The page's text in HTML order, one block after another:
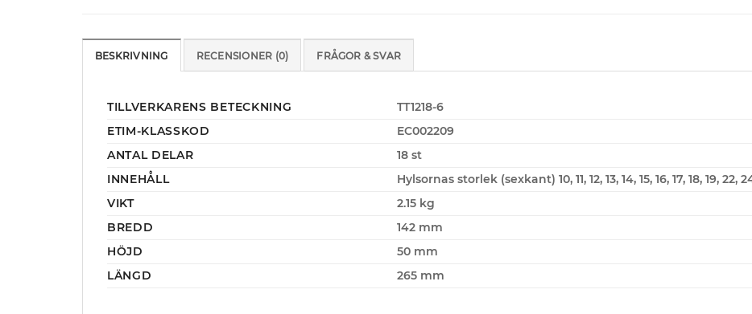
BESKRIVNING RECENSIONER (0) FRÅGOR & SVAR
TILLVERKARENS BETECKNING
TT1218-6
ETIM-KLASSKOD
EC002209
ANTAL DELAR
18 st
INNEHÅLL
Hylsornas storlek (sexkant) 10, 11, 12, 13, 14, 15, 16, 17, 18, 19, 22,
VIKT
2.15 kg
BREDD
142 mm
HÖJD
50 mm
LÄNGD
265 mm